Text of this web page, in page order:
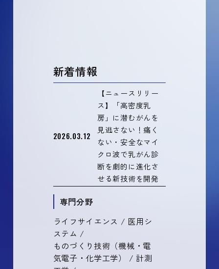
新着情報
2026.03.12
【ニュースリリー
ス】「高密度乳
房」に潜むがんを
見逃さない！痛く
ない・安全なマイ
クロ波で乳がん診
断を劇的に進化さ
せる新技術を開発
専門分野
ライフサイエンス / 医用シ
ステム /
ものづくり技術（機械・電
気電子・化学工学） / 計測